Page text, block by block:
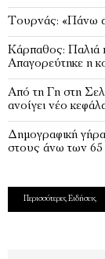
Τουρνάς: «Πάνω
Κάρπαθος: Παλιά
Απαγορεύτηκε η
Από τη Γη στη
ανοίγει νέο
Δημογραφική
στους άνω των 65
Περισσότερες Ειδήσεις